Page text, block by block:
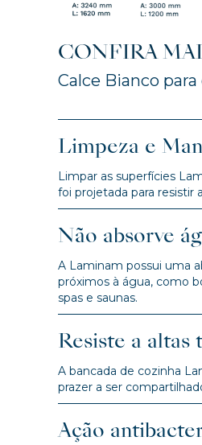
CONFIRA
Calce Bianco
Limpeza e
Limpar as superfícies
foi projetada para resistir
Não absorve
A Laminam possui uma
próximos à água, como
spas e saunas.
Resiste a
A bancada de cozinha
prazer a ser
Ação